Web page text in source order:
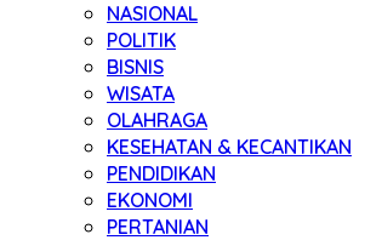
NASIONAL
POLITIK
BISNIS
WISATA
OLAHRAGA
KESEHATAN & KECANTIKAN
PENDIDIKAN
EKONOMI
PERTANIAN